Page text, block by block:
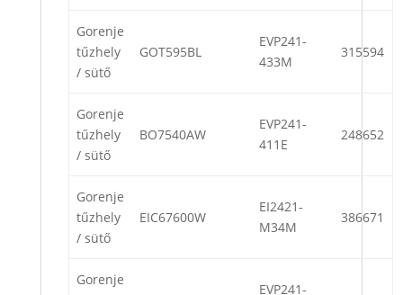
Gorenje
tűzhely
/ sütő
GOT595BL
EVP241-
433M
315594
Gorenje
tűzhely
/ sütő
BO7540AW
EVP241-
411E
248652
Gorenje
tűzhely
/ sütő
EIC67600W
EI2421-
M34M
386671
Gorenje
EVP241-